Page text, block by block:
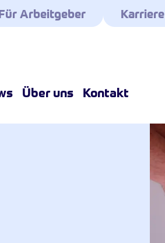
Arbeitgeber Karriere
Über uns Kontakt